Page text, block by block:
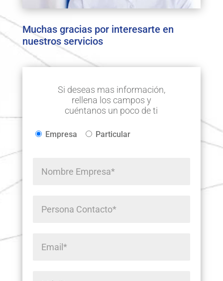
Muchas gracias por interesarte en
nuestros servicios
Si deseas mas información,
rellena los campos y
cuéntanos un poco de ti
Empresa Particular Por favor, deja este